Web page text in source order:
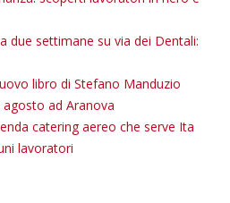
due settimane su via dei Dentali:
libro di Stefano Manduzio
agosto ad Aranova
catering aereo che serve Ita
lavoratori